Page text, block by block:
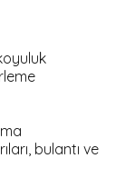
bulantı ve